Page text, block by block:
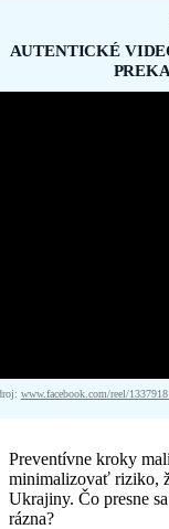
AUTENTICKÉ
www.facebook.com/reel/
Preventívne kroky
minimalizovať riziko,
Ukrajiny. Čo presne
rázna?